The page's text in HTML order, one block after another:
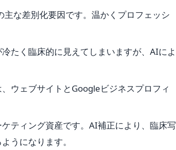
な差別化要因です。温かくプロフェッシ
たく臨床的に見えてしまいますが、AIによ
ウェブサイトとGoogleビジネスプロフィ
ティング資産です。AI補正により、臨床写
うになります。